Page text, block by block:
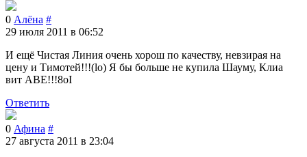
0 Алёна #
29 июля 2011 в 06:52
И ещё Чистая Линия очень хорош по качеству, невзирая на
цену и Тимотей!!!(lo) Я бы больше не купила Шауму, Клиа
вит АВЕ!!!8oI
Ответить
0 Афина #
27 августа 2011 в 23:04